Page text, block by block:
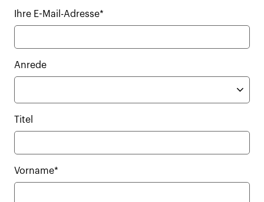
Ihre E-Mail-Adresse*
Anrede
Titel
Vorname*